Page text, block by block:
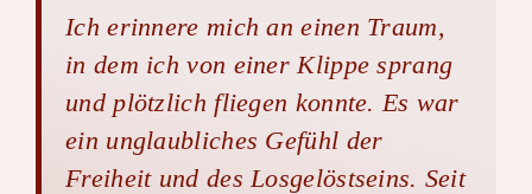
Ich erinnere mich an einen Traum,
in dem ich von einer Klippe sprang
und plötzlich fliegen konnte. Es war
ein unglaubliches Gefühl der
Freiheit und des Losgelöstseins. Seit